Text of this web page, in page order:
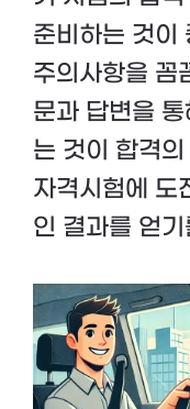
준비하는 것이
주의사항을 꼼
문과 답변을
는 것이 합격
자격시험에 도
인 결과를 얻